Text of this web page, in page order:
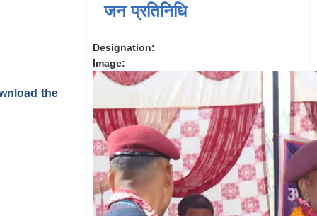
the
जन प्रतिनिधि
Designation:
Image: